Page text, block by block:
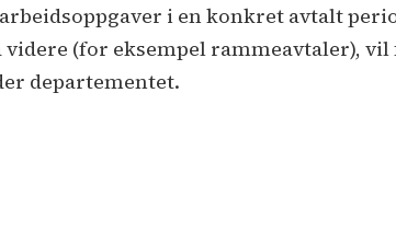
i en konkret avtalt
(for eksempel rammeavtaler),
departementet.